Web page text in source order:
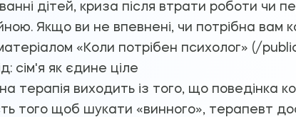
дітей, криза після втрати роботи чи
Якщо ви не впевнені, чи потрібна вам
«Коли потрібен психолог» (/
сім'я як єдине ціле
терапія виходить із того, що поведінка
того щоб шукати «винного», терапевт